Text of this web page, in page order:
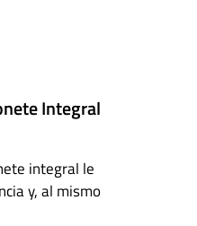
Integral
integral le
y, al mismo